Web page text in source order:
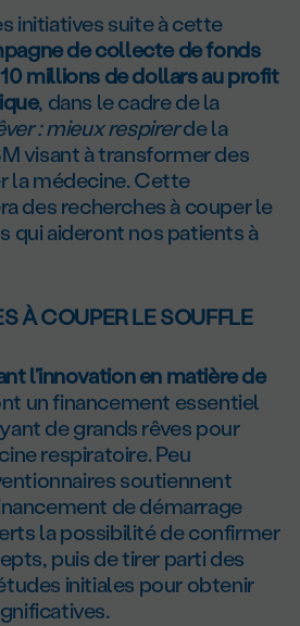
initiatives suite à cette
de collecte de fonds
millions de dollars au profit
, dans le cadre de la
: mieux respirerde la
visant à transformer des
la médecine. Cette
des recherches à couper le
qui aideront nos patients à
À COUPER LE SOUFFLE
l’innovation en matière de
un financement essentiel
de grands rêves pour
respiratoire. Peu
soutiennent
de démarrage
la possibilité de confirmer
puis de tirer parti des
initiales pour obtenir